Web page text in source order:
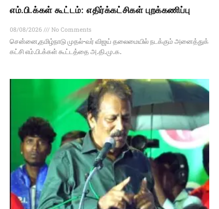
எம்.பி.க்கள் கூட்டம்: எதிர்க்கட்சிகள் புறக்கணிப்பு
08/08/2026
No Comments
சென்னை,தமிழ்நாடு முதல்-வர் விஜய் தலைமையில் நடக்கும் அனைத்துக்
கட்சி எம்.பி.க்கள் கூட்டத்தை அ.தி.மு.க.